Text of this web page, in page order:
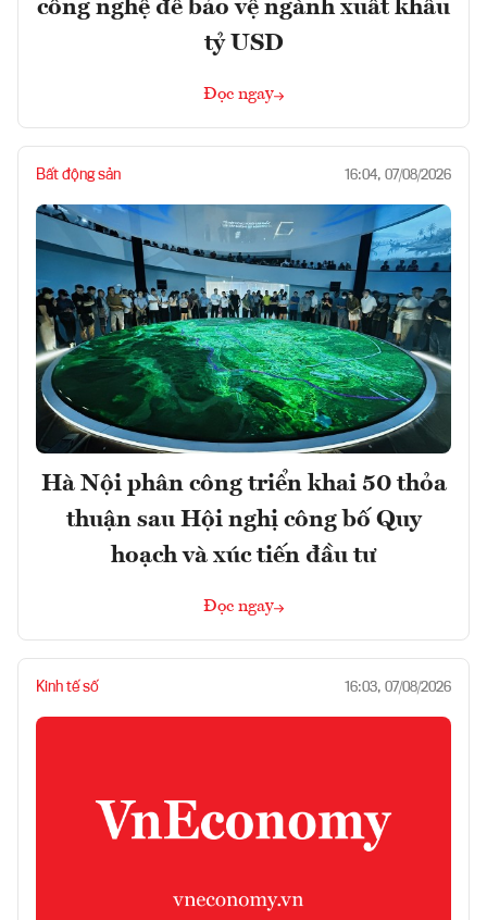
công nghệ để bảo vệ ngành xuất khẩu
tỷ USD
Đọc ngay
Bất động sản 16:04, 07/08/2026
Hà Nội phân công triển khai 50 thỏa
thuận sau Hội nghị công bố Quy
hoạch và xúc tiến đầu tư
Đọc ngay
Kinh tế số 16:03, 07/08/2026